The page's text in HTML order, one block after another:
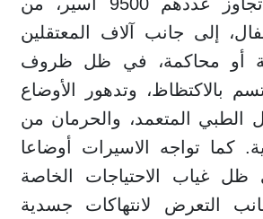
إلى جانب آلاف المعتقلين
أو محاكمة، في ظل ظروف
بالاكتظاظ، وتدهور الأوضاع
الطبي المتعمد، والحرمان من
كما تواجه الاسيرات أوضاعا
ظل غياب الاحتياجات الخاصة
التعرض لانتهاكات جسدية